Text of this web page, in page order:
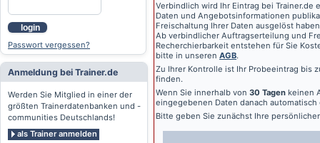
login
Passwort vergessen?
Anmeldung bei Trainer.de
Werden Sie Mitglied in einer der
größten Trainerdatenbanken und -
communities Deutschlands!
als Trainer anmelden
Verbindlich wird Ihr Eintrag bei Trainer.de
Daten und Angebotsinformationen
Freischaltung Ihrer Daten ausgelöst
Ab verbindlicher Auftragserteilung und
Recherchierbarkeit entstehen für Sie
bitte in unseren AGB.
Zu Ihrer Kontrolle ist Ihr Probeeintrag bis
finden.
Wenn Sie innerhalb von 30 Tagen keinen
eingegebenen Daten danach automatisch
Bitte geben Sie zunächst Ihre